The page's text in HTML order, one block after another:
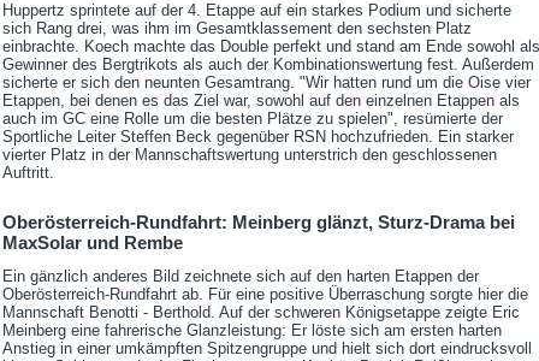
Huppertz sprintete auf der 4. Etappe auf ein starkes Podium und sicherte
sich Rang drei, was ihm im Gesamtklassement den sechsten Platz
einbrachte. Koech machte das Double perfekt und stand am Ende sowohl als
Gewinner des Bergtrikots als auch der Kombinationswertung fest. Außerdem
sicherte er sich den neunten Gesamtrang. "Wir hatten rund um die Oise vier
Etappen, bei denen es das Ziel war, sowohl auf den einzelnen Etappen als
auch im GC eine Rolle um die besten Plätze zu spielen", resümierte der
Sportliche Leiter Steffen Beck gegenüber RSN hochzufrieden. Ein starker
vierter Platz in der Mannschaftswertung unterstrich den geschlossenen
Auftritt.
Oberösterreich-Rundfahrt: Meinberg glänzt, Sturz-Drama bei
MaxSolar und Rembe
Ein gänzlich anderes Bild zeichnete sich auf den harten Etappen der
Oberösterreich-Rundfahrt ab. Für eine positive Überraschung sorgte hier die
Mannschaft Benotti - Berthold. Auf der schweren Königsetappe zeigte Eric
Meinberg eine fahrerische Glanzleistung: Er löste sich am ersten harten
Anstieg in einer umkämpften Spitzengruppe und hielt sich dort eindrucksvoll